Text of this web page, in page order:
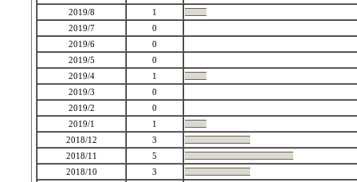
2019/8
1
2019/7
0
2019/6
0
2019/5
0
2019/4
1
2019/3
0
2019/2
0
2019/1
1
2018/12
3
2018/11
5
2018/10
3